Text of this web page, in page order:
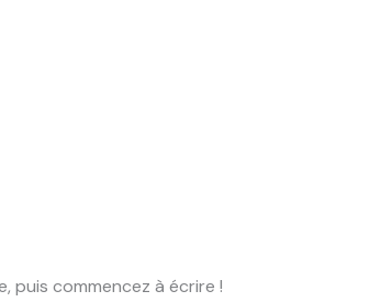
puis commencez à écrire !